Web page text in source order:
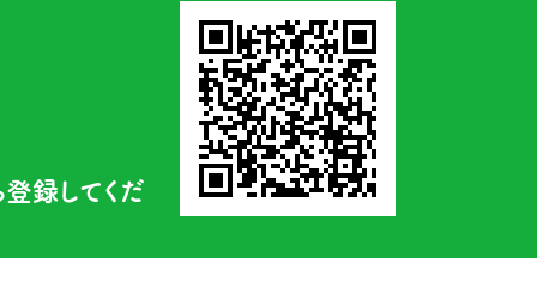
録してくだ